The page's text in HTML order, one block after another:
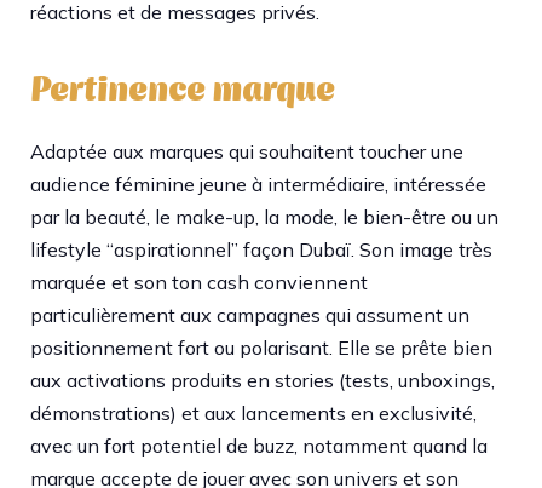
réactions et de messages privés.
Pertinence marque
Adaptée aux marques qui souhaitent toucher une
audience féminine jeune à intermédiaire, intéressée
par la beauté, le make-up, la mode, le bien-être ou un
lifestyle “aspirationnel” façon Dubaï. Son image très
marquée et son ton cash conviennent
particulièrement aux campagnes qui assument un
positionnement fort ou polarisant. Elle se prête bien
aux activations produits en stories (tests, unboxings,
démonstrations) et aux lancements en exclusivité,
avec un fort potentiel de buzz, notamment quand la
marque accepte de jouer avec son univers et son